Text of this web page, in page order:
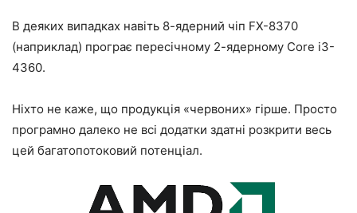
В деяких випадках навіть 8-ядерний чіп FX-8370
(наприклад) програє пересічному 2-ядерному Core i3-
4360.
Ніхто не каже, що продукція «червоних» гірше. Просто
програмно далеко не всі додатки здатні розкрити весь
цей багатопотоковий потенціал.